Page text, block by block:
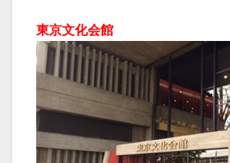
東京文化会館